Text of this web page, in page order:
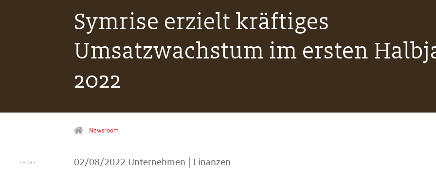
Symrise erzielt kräftiges
Umsatzwachstum im ersten
2022
Newsroom
SHARE 02/08/2022 Unternehmen Finanzen